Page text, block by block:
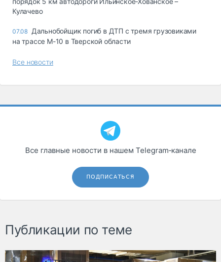
Кулачево
07.08 Дальнобойщик погиб в ДТП с тремя грузовиками
на трассе М-10 в Тверской области
Все новости
Все главные новости в нашем Telegram‑канале
ПОДПИСАТЬСЯ
Публикации по теме